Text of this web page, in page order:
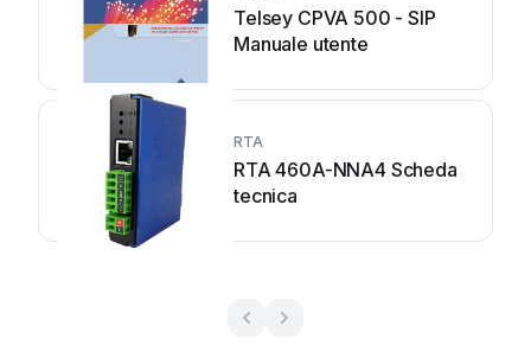
Telsey CPVA 500 - SIP
Manuale utente
RTA
RTA 460A-NNA4 Scheda
tecnica